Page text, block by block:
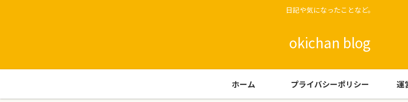
日記や気になったことなど。
okichan blog
ホーム プライバシーポリシー 運